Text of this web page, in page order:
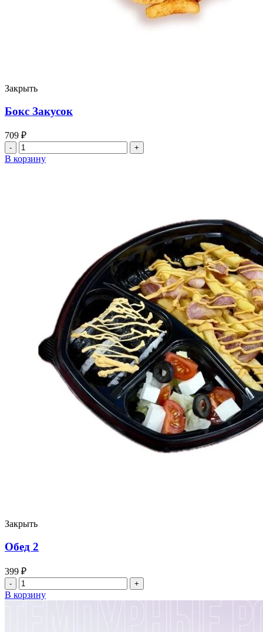
Закрыть
Бокс Закусок
709 ₽
Количество
товара
Бокс
В корзину
Закрыть
Обед 2
399 ₽
Количество
товара
Обед
В корзину